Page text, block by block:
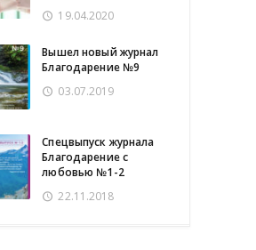
19.04.2020
Вышел новый журнал
Благодарение №9
03.07.2019
Спецвыпуск журнала
Благодарение с
любовью №1-2
22.11.2018